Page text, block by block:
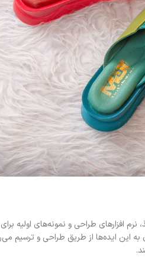
افزارهای طراحی و نمونه‌های اولیه
این ایده‌ها از طریق طراحی و ترسیم